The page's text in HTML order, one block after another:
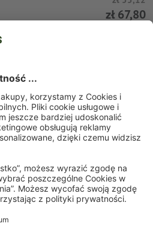
zł 67,80
w koszyku
T-shirty T-shirty B&C Basic
sobie 15% rabatu